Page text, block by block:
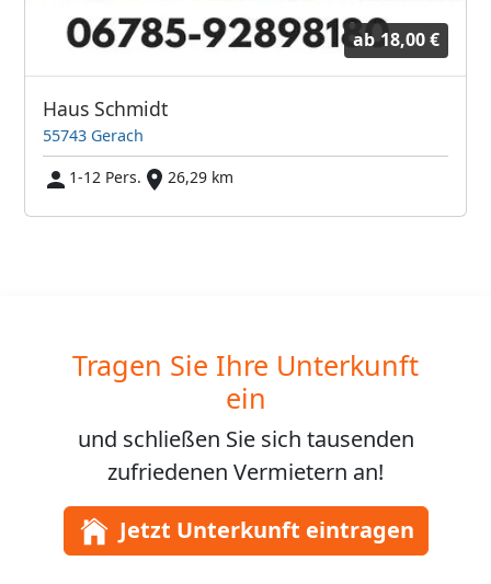
ab 18,00 €
Haus Schmidt
55743 Gerach
1-12 Pers.
26,29 km
Tragen Sie Ihre Unterkunft
ein
und schließen Sie sich tausenden
zufriedenen Vermietern an!
Jetzt Unterkunft eintragen